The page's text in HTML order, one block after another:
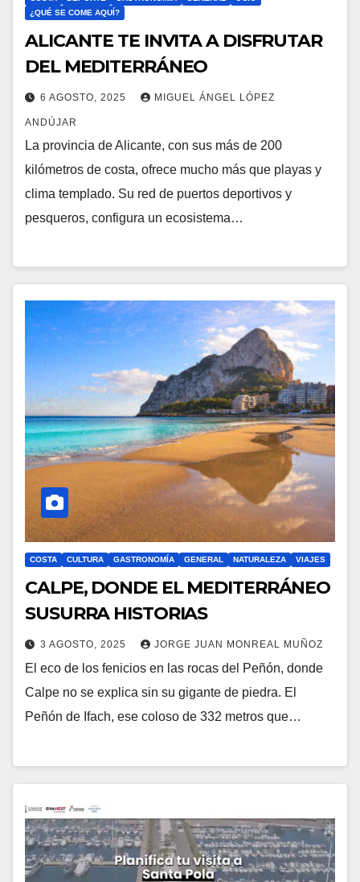
¿QUÉ SE COME AQUÍ?
ALICANTE TE INVITA A DISFRUTAR
DEL MEDITERRÁNEO
6 AGOSTO, 2025 MIGUEL ÁNGEL LÓPEZ
ANDÚJAR
La provincia de Alicante, con sus más de 200
kilómetros de costa, ofrece mucho más que playas y
clima templado. Su red de puertos deportivos y
pesqueros, configura un ecosistema…
COSTA CULTURA GASTRONOMÍA GENERAL NATURALEZA VIAJES
CALPE, DONDE EL MEDITERRÁNEO
SUSURRA HISTORIAS
3 AGOSTO, 2025 JORGE JUAN MONREAL MUÑOZ
El eco de los fenicios en las rocas del Peñón, donde
Calpe no se explica sin su gigante de piedra. El
Peñón de Ifach, ese coloso de 332 metros que…